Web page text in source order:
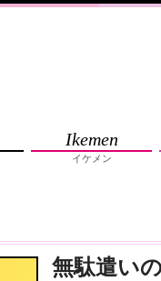
Ikemen
イケメン
無駄遣い